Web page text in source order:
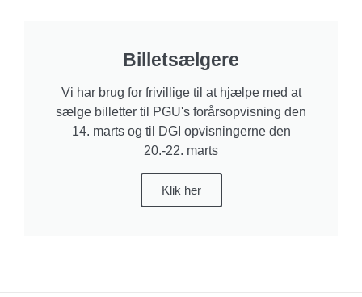
Billetsælgere
Vi har brug for frivillige til at hjælpe med at
sælge billetter til PGU's forårsopvisning den
14. marts og til DGI opvisningerne den
20.-22. marts
Klik her